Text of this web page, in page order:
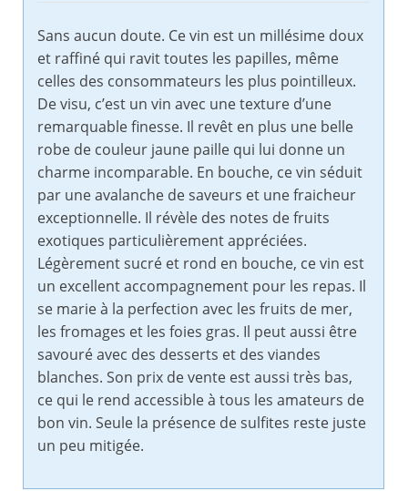
Sans aucun doute. Ce vin est un millésime doux
et raffiné qui ravit toutes les papilles, même
celles des consommateurs les plus pointilleux.
De visu, c’est un vin avec une texture d’une
remarquable finesse. Il revêt en plus une belle
robe de couleur jaune paille qui lui donne un
charme incomparable. En bouche, ce vin séduit
par une avalanche de saveurs et une fraicheur
exceptionnelle. Il révèle des notes de fruits
exotiques particulièrement appréciées.
Légèrement sucré et rond en bouche, ce vin est
un excellent accompagnement pour les repas. Il
se marie à la perfection avec les fruits de mer,
les fromages et les foies gras. Il peut aussi être
savouré avec des desserts et des viandes
blanches. Son prix de vente est aussi très bas,
ce qui le rend accessible à tous les amateurs de
bon vin. Seule la présence de sulfites reste juste
un peu mitigée.